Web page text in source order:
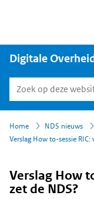
Digitale
Home
› NDS nieuws
›
Verslag How to-sessie
Verslag How
zet de NDS?